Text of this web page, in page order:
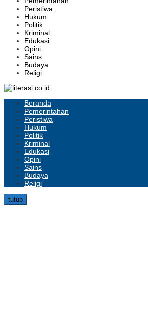
Peristiwa
Hukum
Politik
Kriminal
Edukasi
Opini
Sains
Budaya
Religi
Beranda
Pemerintahan
Peristiwa
Hukum
Politik
Kriminal
Edukasi
Opini
Sains
Budaya
Religi
tutup